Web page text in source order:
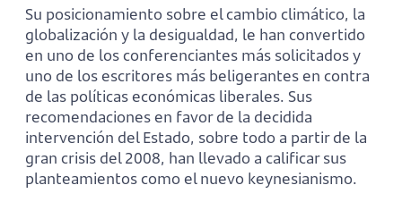
Su posicionamiento sobre el cambio climático, la
globalización y la desigualdad, le han convertido
en uno de los conferenciantes más solicitados y
uno de los escritores más beligerantes en contra
de las políticas económicas liberales. Sus
recomendaciones en favor de la decidida
intervención del Estado, sobre todo a partir de la
gran crisis del 2008, han llevado a calificar sus
planteamientos como el nuevo keynesianismo.